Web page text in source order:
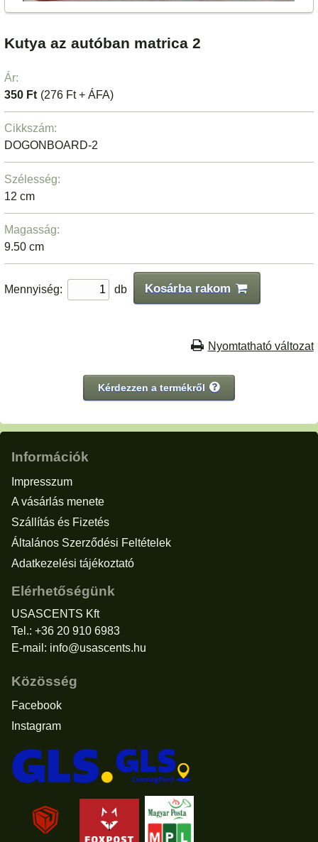
Kutya az autóban matrica 2
Ár:
350 Ft (276 Ft + ÁFA)
Cikkszám:
DOGONBOARD-2
Szélesség:
12 cm
Magasság:
9.50 cm
Mennyiség: db Kosárba rakom
Nyomtatható változat
Kérdezzen a termékről
Információk
Impresszum
A vásárlás menete
Szállítás és Fizetés
Általános Szerződési Feltételek
Adatkezelési tájékoztató
Elérhetőségünk
USASCENTS Kft
Tel.: +36 20 910 6983
E-mail: info@usascents.hu
Közösség
Facebook
Instagram